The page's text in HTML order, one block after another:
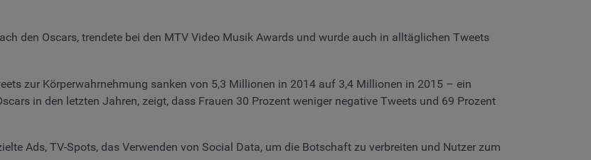
den Oscars, trendete bei den MTV Video Musik Awards und wurde auch in alltäglichen Tweets
zur Körperwahrnehmung sanken von 5,3 Millionen in 2014 auf 3,4 Millionen in 2015 – ein
in den letzten Jahren, zeigt, dass Frauen 30 Prozent weniger negative Tweets und 69 Prozent
Ads, TV-Spots, das Verwenden von Social Data, um die Botschaft zu verbreiten und Nutzer zum